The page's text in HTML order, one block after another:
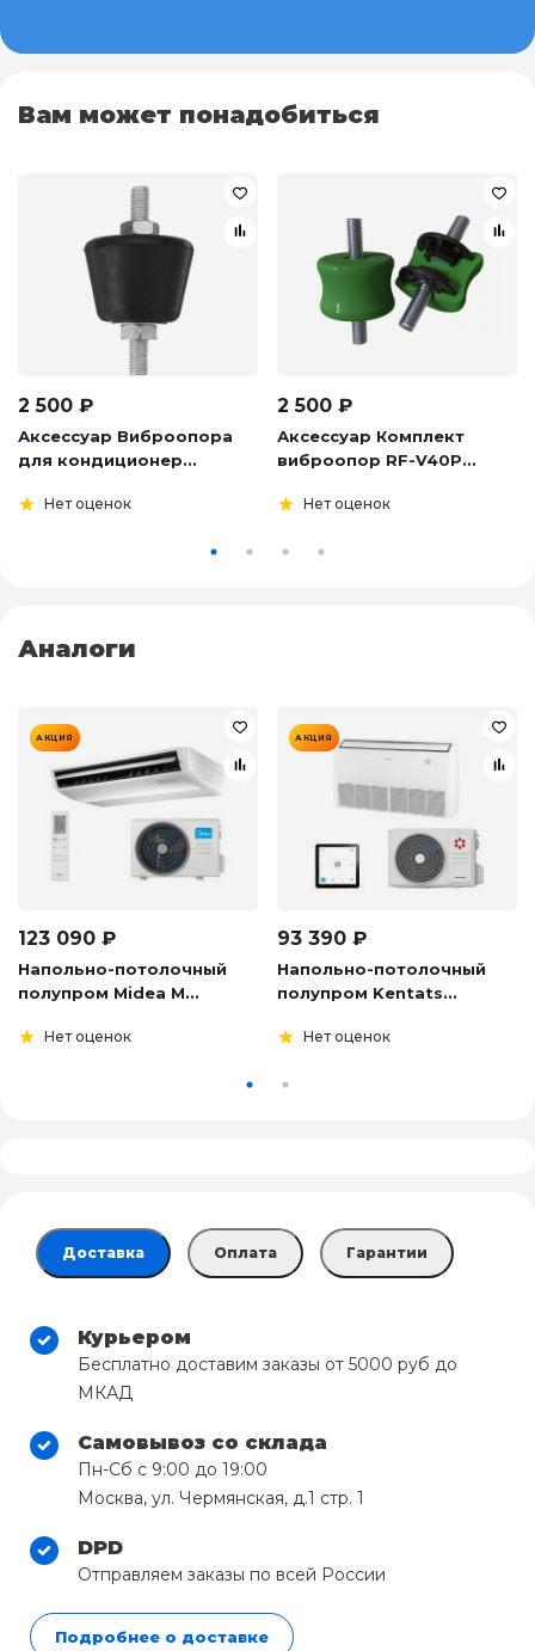
Вам может понадобиться
2 500 ₽
Аксессуар Виброопора
для кондиционер...
Нет оценок
2 500 ₽
Аксессуар Комплект
виброопор RF-V40P...
Нет оценок
Аналоги
АКЦИЯ
123 090 ₽
Напольно-потолочный
полупром Midea M...
Нет оценок
АКЦИЯ
93 390 ₽
Напольно-потолочный
полупром Kentats...
Нет оценок
Доставка Оплата Гарантии
Курьером
Бесплатно доставим заказы от 5000 руб до
МКАД
Самовывоз со склада
Пн-Сб с 9:00 до 19:00
Москва, ул. Чермянская, д.1 стр. 1
DPD
Отправляем заказы по всей России
Подробнее о доставке